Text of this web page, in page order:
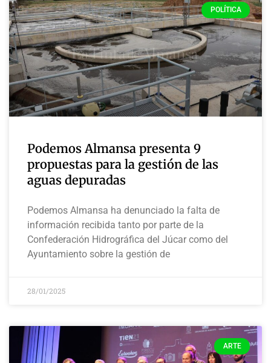
POLÍTICA
Podemos Almansa presenta 9
propuestas para la gestión de las
aguas depuradas
Podemos Almansa ha denunciado la falta de
información recibida tanto por parte de la
Confederación Hidrográfica del Júcar como del
Ayuntamiento sobre la gestión de
28/01/2025
ARTE